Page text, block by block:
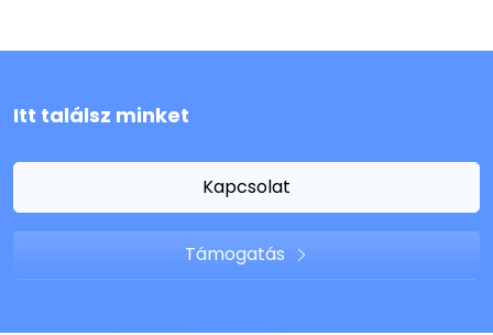
Itt találsz minket
Kapcsolat
Támogatás